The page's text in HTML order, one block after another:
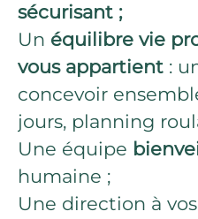
sécurisant ;
Un équilibre vie
vous appartient :
concevoir
jours, planning
Une équipe
humaine ;
Une direction à